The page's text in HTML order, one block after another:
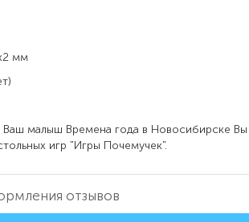
мм
малыш Времена года в Новосибирске
игр "Игры Почемучек".
отзывов